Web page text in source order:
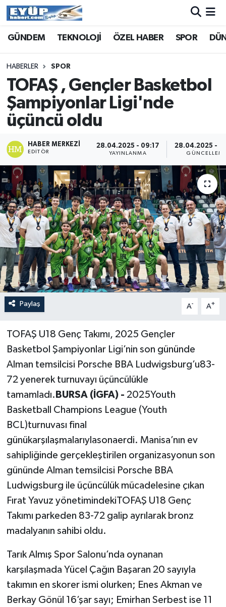
GÜNDEM TEKNOLOJİ ÖZEL HABER SPOR
HABERLER SPOR
TOFAŞ , Gençler Basketbol
Şampiyonlar Ligi'nde
üçüncü oldu
HABER MERKEZI
EDITÖR
28.04.2025 - 09:17
YAYINLANMA
28.04.2025 -
Paylaş A- A+
TOFAŞ U18 Genç Takımı, 2025 Gençler
Basketbol Şampiyonlar Ligi’nin son gününde
Alman temsilcisi Porsche BBA Ludwigsburg’u83-
72 yenerek turnuvayı üçüncülükle
tamamladı. BURSA (İGFA) - 2025Youth
Basketball Champions League (Youth
BCL)turnuvası final
günükarşılaşmalarıylasonaerdi. Manisa’nın ev
sahipliğinde gerçekleştirilen organizasyonun son
gününde Alman temsilcisi Porsche BBA
Ludwigsburg ile üçüncülük mücadelesine çıkan
Fırat Yavuz yönetimindekiTOFAŞ U18 Genç
Takımı parkeden 83-72 galip ayrılarak bronz
madalyanın sahibi oldu.
Tarık Almış Spor Salonu’nda oynanan
karşılaşmada Yücel Çağın Başaran 20 sayıyla
takımın en skorer ismi olurken; Enes Akman ve
Berkay Gönül 16’şar sayı; Emirhan Serbest ise 11